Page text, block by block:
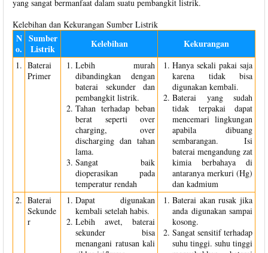
yang sangat bermanfaat dalam suatu pembangkit listrik.
Kelebihan dan Kekurangan Sumber Listrik
N
o.
Sumber
Listrik
Kelebihan Kekurangan
1. Baterai
Primer
Lebih murah
dibandingkan dengan
baterai sekunder dan
pembangkit listrik.
Tahan terhadap beban
berat seperti over
charging, over
discharging dan tahan
lama.
Sangat baik
dioperasikan pada
temperatur rendah
Hanya sekali pakai saja
karena tidak bisa
digunakan kembali.
Baterai yang sudah
tidak terpakai dapat
mencemari lingkungan
apabila dibuang
sembarangan. Isi
baterai mengandung zat
kimia berbahaya di
antaranya merkuri (Hg)
dan kadmium
2. Baterai
Sekunde
r
Dapat digunakan
kembali setelah habis.
Lebih awet, baterai
sekunder bisa
menangani ratusan kali
Baterai akan rusak jika
anda digunakan sampai
kosong.
Sangat sensitif terhadap
suhu tinggi. suhu tinggi